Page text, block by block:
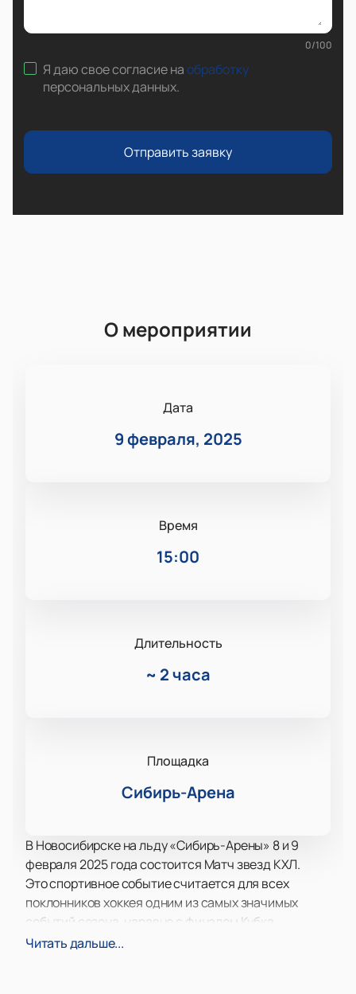
0/100
Я даю свое согласие наобработку
персональных данных.
Отправить заявку
О мероприятии
Дата
9 февраля, 2025
Время
15:00
Длительность
~ 2 часа
Площадка
Сибирь-Арена
В Новосибирске на льду «Сибирь-Арены» 8 и 9
февраля 2025 года состоится Матч звезд КХЛ.
Это спортивное событие считается для всех
поклонников хоккея одним из самых значимых
событий сезона, наравне с финалом Кубка
Гагарина. Здесь собираются лучшие хоккеисты,
Читать дальше...